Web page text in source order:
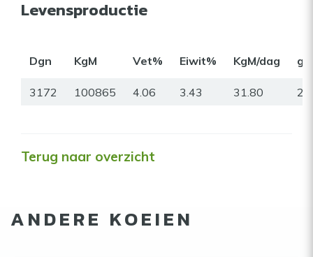
Levensproductie
Dgn KgM Vet% Eiwit% KgM/dag gr
3172 100865 4.06 3.43 31.80
Terug naar overzicht
ANDERE KOEIEN